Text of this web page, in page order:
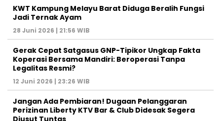
KWT Kampung Melayu Barat Diduga Beralih Fungsi
Jadi Ternak Ayam
28 Juni 2026 | 21:56 WIB
Gerak Cepat Satgasus GNP-Tipikor Ungkap Fakta
Koperasi Bersama Mandiri: Beroperasi Tanpa
Legalitas Resmi?
12 Juni 2026 | 23:26 WIB
Jangan Ada Pembiaran! Dugaan Pelanggaran
Perizinan Liberty KTV Bar & Club Didesak Segera